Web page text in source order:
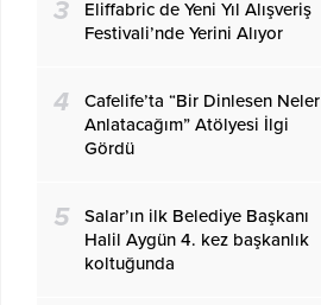
3
Eliffabric de Yeni Yıl Alışveriş
Festivali’nde Yerini Alıyor
4
Cafelife’ta “Bir Dinlesen Neler
Anlatacağım” Atölyesi İlgi
Gördü
5
Salar’ın ilk Belediye Başkanı
Halil Aygün 4. kez başkanlık
koltuğunda